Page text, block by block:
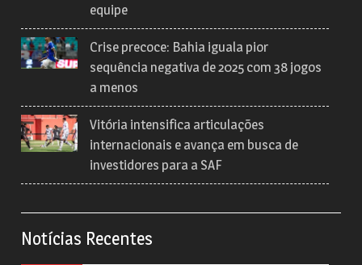
equipe
Crise precoce: Bahia iguala pior
sequência negativa de 2025 com 38 jogos
a menos
Vitória intensifica articulações
internacionais e avança em busca de
investidores para a SAF
Notícias Recentes